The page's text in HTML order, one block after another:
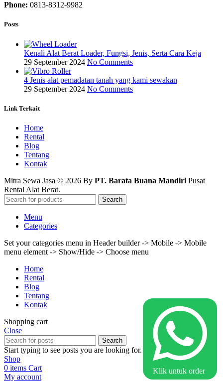
Phone: 0813-8312-9982
Posts
Kenali Alat Berat Loader, Fungsi, Jenis, Serta Cara Keja
29 September 2024 No Comments
4 Jenis alat pemadatan tanah yang kami sewakan
29 September 2024 No Comments
Link Terkait
Home
Rental
Blog
Tentang
Kontak
Mitra Sewa Jasa © 2026 By PT. Barata Buana Mandiri Pusat
Rental Alat Berat.
Search
Menu
Categories
Set your categories menu in Header builder -> Mobile -> Mobile
menu element -> Show/Hide -> Choose menu
Home
Rental
Blog
Tentang
Kontak
Shopping cart
Close
Search
Start typing to see posts you are looking for.
Klik untuk order
Shop
0 items Cart
My account